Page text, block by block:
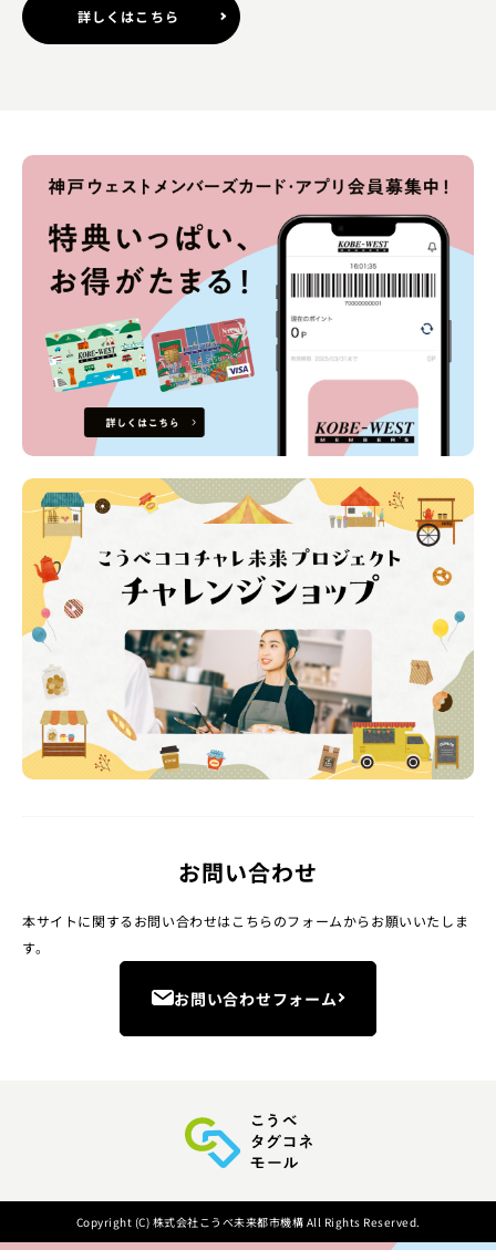
詳しくはこちら
お問い合わせ
本サイトに関するお問い合わせはこちらのフォームからお願いいたしま
す。
お問い合わせフォーム
Copyright (C) 株式会社こうべ未来都市機構 All Rights Reserved.